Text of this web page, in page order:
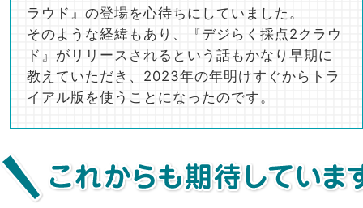
ラウド』の登場を心待ちにしていました。
そのような経緯もあり、『デジらく採点2クラウ
ド』がリリースされるという話もかなり早期に
教えていただき、2023年の年明けすぐからトラ
イアル版を使うことになったのです。